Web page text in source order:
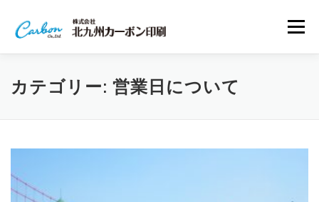
メニュー
会社案内 事業内容 ワークフロー
カテゴリー: 営業日について